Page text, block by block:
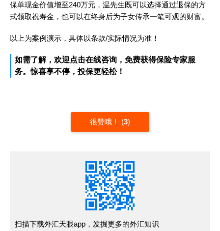
保单现金价值增至240万元，温先生既可以选择通过退保的方
式领取祝寿金，也可以在终身后为子女传承一笔可观的财富。
以上为案例演示，具体以条款/实际情况为准！
如需了解，欢迎点击在线咨询，免费获得保险专家服
务。惊喜享不停，投保更轻松！
很赞哦！ (3)
扫描下载外汇天眼app，发掘更多的外汇知识